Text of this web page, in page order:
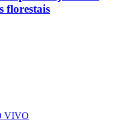
florestais
VIVO